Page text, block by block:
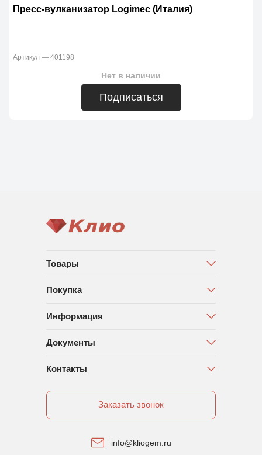
Пресс-вулканизатор Logimec (Италия)
Артикул — 401198
Нет в наличии
Подписаться
Товары
Покупка
Информация
Документы
Контакты
Заказать звонок
info@kliogem.ru